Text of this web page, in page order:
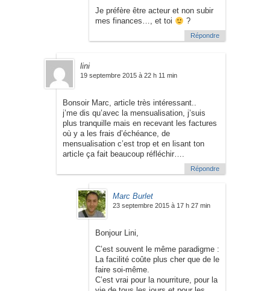
Je préfère être acteur et non subir
mes finances…, et toi
?
Répondre
lini
19 septembre 2015 à 22 h 11 min
Bonsoir Marc, article très intéressant..
j’me dis qu’avec la mensualisation, j’suis
plus tranquille mais en recevant les factures
où y a les frais d’échéance, de
mensualisation c’est trop et en lisant ton
article ça fait beaucoup réfléchir….
Répondre
Marc Burlet
23 septembre 2015 à 17 h 27 min
Bonjour Lini,
C’est souvent le même paradigme :
La facilité coûte plus cher que de le
faire soi-même.
C’est vrai pour la nourriture, pour la